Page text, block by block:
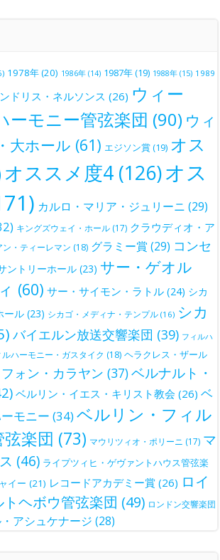
1978年(20) 1986年 (14) 1987年(19) 1988年 (15) 1989
ドリス・ネルソンス (26) ウィー
ーモニー管弦楽団 (90) ウィ
大ホール (61) エジソン賞(19) オス
オススメ度4 (126)オス
カルロ・マリア・ジュリーニ (29)
キングズウェイ・ホール (17) クラウディオ・ア
・ティーレマン (18) グラミー賞 (29) コンセ
ントリーホール (23) サー・ゲオル
(60) サー・サイモン・ラトル (24) シカ
ール (23) シカゴ・メディナ・テンプル (16) シカ
バイエルン放送交響楽団 (39) フィルハ
ルハーモニー・ガスタイク (18) ヘラクレス・ザール
ォン・カラヤン (37)ベルナルト・
ベルリン・イエス・キリスト教会 (26) ベ
モニー (34)ベルリン・フィル
楽団 (73) マウリツィオ・ポリーニ (17) マ
(46) ライプツィヒ・ゲヴァントハウス管弦楽
イー (21) レコードアカデミー賞 (26) ロイ
ヘボウ管弦楽団 (49) ロンドン交響楽団
アシュケナージ (28)